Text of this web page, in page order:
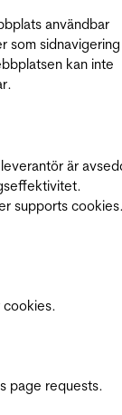
användbar
som
kan inte
är
supports
cookies.
page requests.